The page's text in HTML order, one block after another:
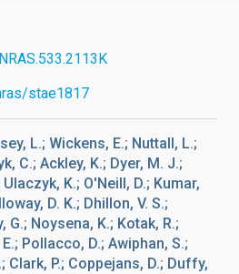
stae1817
L.; Wickens, E.; Nuttall, L.;
C.; Ackley, K.; Dyer, M. J.;
K.; O'Neill, D.; Kumar,
D. K.; Dhillon, V. S.;
G.; Noysena, K.; Kotak, R.;
Pollacco, D.; Awiphan, S.;
Clark, P.; Coppejans, D.; Duffy,